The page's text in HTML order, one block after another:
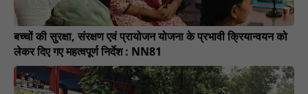
बच्चों की सुरक्षा, संरक्षण एवं प्रायोजन योजना के प्रभावी क्रियान्वयन को
लेकर दिए गए महत्वपूर्ण निर्देश : NN81